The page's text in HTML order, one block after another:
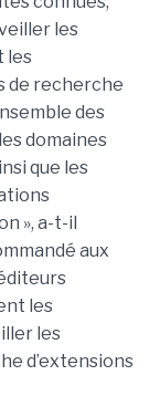
les
les
de recherche
des
domaines
que les
», a-t-il
aux
les
les
d’extensions